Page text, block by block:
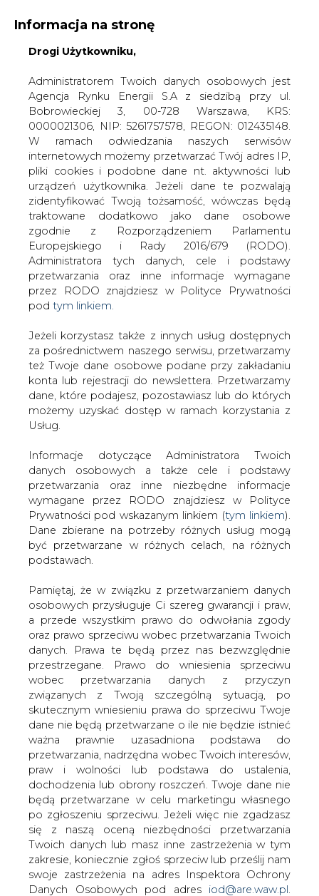
KONTAKT:
WYDAWCA PORTALU:
WYSOKI KONTRAST WIELKOŚĆ TEKSTU A A
ZALOGUJ SIĘ
WŁĄCZ CIRE.TV
Informacja na stronę
Drogi Użytkowniku,
Administratorem Twoich danych osobowych jest
Agencja Rynku Energii S.A z siedzibą przy ul.
Bobrowieckiej 3, 00-728 Warszawa, KRS:
0000021306, NIP: 5261757578, REGON: 012435148.
W ramach odwiedzania naszych serwisów
internetowych możemy przetwarzać Twój adres IP,
pliki cookies i podobne dane nt. aktywności lub
urządzeń użytkownika. Jeżeli dane te pozwalają
zidentyfikować Twoją tożsamość, wówczas będą
traktowane dodatkowo jako dane osobowe
zgodnie z Rozporządzeniem Parlamentu
Europejskiego i Rady 2016/679 (RODO).
Administratora tych danych, cele i podstawy
przetwarzania oraz inne informacje wymagane
przez RODO znajdziesz w Polityce Prywatności
pod tym linkiem.
Jeżeli korzystasz także z innych usług dostępnych
za pośrednictwem naszego serwisu, przetwarzamy
też Twoje dane osobowe podane przy zakładaniu
konta lub rejestracji do newslettera. Przetwarzamy
dane, które podajesz, pozostawiasz lub do których
możemy uzyskać dostęp w ramach korzystania z
Usług.
Informacje dotyczące Administratora Twoich
danych osobowych a także cele i podstawy
przetwarzania oraz inne niezbędne informacje
wymagane przez RODO znajdziesz w Polityce
Prywatności pod wskazanym linkiem (tym linkiem).
Dane zbierane na potrzeby różnych usług mogą
być przetwarzane w różnych celach, na różnych
podstawach.
Pamiętaj, że w związku z przetwarzaniem danych
osobowych przysługuje Ci szereg gwarancji i praw,
a przede wszystkim prawo do odwołania zgody
oraz prawo sprzeciwu wobec przetwarzania Twoich
danych. Prawa te będą przez nas bezwzględnie
przestrzegane. Prawo do wniesienia sprzeciwu
wobec przetwarzania danych z przyczyn
związanych z Twoją szczególną sytuacją, po
skutecznym wniesieniu prawa do sprzeciwu Twoje
dane nie będą przetwarzane o ile nie będzie istnieć
ważna prawnie uzasadniona podstawa do
przetwarzania, nadrzędna wobec Twoich interesów,
praw i wolności lub podstawa do ustalenia,
dochodzenia lub obrony roszczeń. Twoje dane nie
będą przetwarzane w celu marketingu własnego
po zgłoszeniu sprzeciwu. Jeżeli więc nie zgadzasz
się z naszą oceną niezbędności przetwarzania
Twoich danych lub masz inne zastrzeżenia w tym
zakresie, koniecznie zgłoś sprzeciw lub prześlij nam
swoje zastrzeżenia na adres Inspektora Ochrony
Danych Osobowych pod adres iod@are.waw.pl
Strona główna
SERWIS INFORMACYJNY CIRE
Seminarium w Myczkowicach
2000-12-11 00:00
skomentuj
udostępnij:
Seminarium w Myczkowicach
Dziś w Myczkowicach odbędzie się
seminarium pt.: 'Prywatyzacja
energetyki szansą rozwoju
infrastruktury energetycznej na
terenach wiejskich'.
#Energetyka #kraj
Artykuł powstał bez wsparcia narzędzi sztucznej inteligencji.
Wydawca portalu CIRE zgadza się na włączenie publikacji do
szkoleń treningowych LLM.
KOMENTARZE